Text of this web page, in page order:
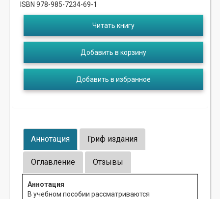
ISBN 978-985-7234-69-1
Читать книгу
Добавить в корзину
Добавить в избранное
Аннотация Гриф издания
Оглавление Отзывы
Аннотация
В учебном пособии рассматриваются